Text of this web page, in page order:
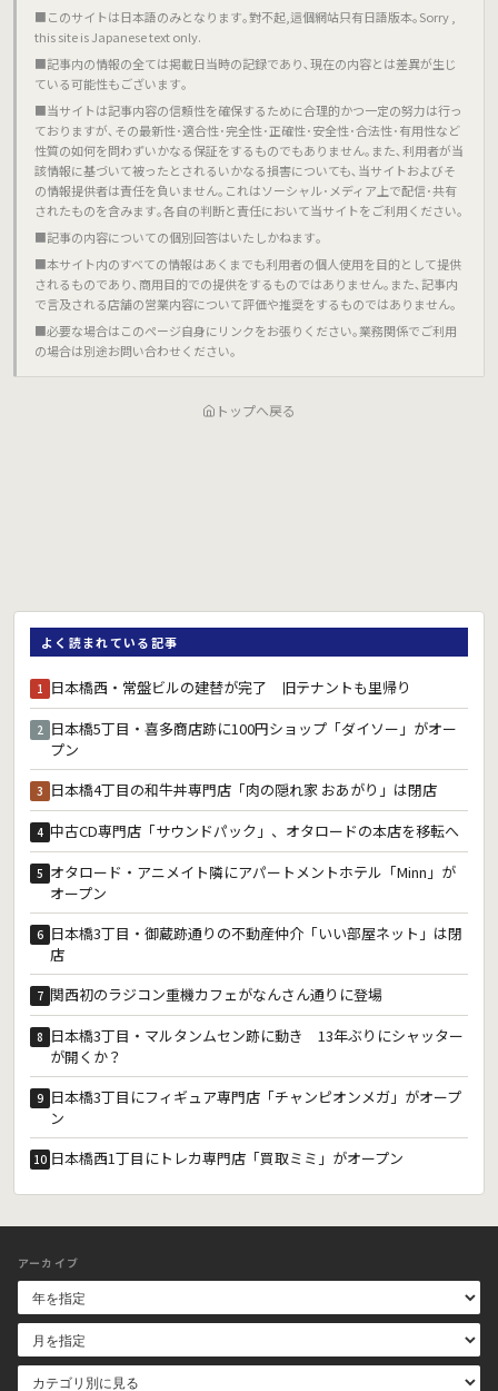
■このサイトは日本語のみとなります｡對不起,這個網站只有日語版本｡Sorry ,
this site is Japanese text only.
■記事内の情報の全ては掲載日当時の記録であり､現在の内容とは差異が生じ
ている可能性もございます｡
■当サイトは記事内容の信頼性を確保するために合理的かつ一定の努力は行っ
ておりますが､その最新性･適合性･完全性･正確性･安全性･合法性･有用性など
性質の如何を問わずいかなる保証をするものでもありません｡また､利用者が当
該情報に基づいて被ったとされるいかなる損害についても､当サイトおよびそ
の情報提供者は責任を負いません｡これはソーシャル･メディア上で配信･共有
されたものを含みます｡各自の判断と責任において当サイトをご利用ください｡
■記事の内容についての個別回答はいたしかねます｡
■本サイト内のすべての情報はあくまでも利用者の個人使用を目的として提供
されるものであり､商用目的での提供をするものではありません｡また､記事内
で言及される店舗の営業内容について評価や推奨をするものではありません｡
■必要な場合はこのページ自身にリンクをお張りください｡業務関係でご利用
の場合は別途お問い合わせください｡
トップへ戻る
よく読まれている記事
1 日本橋西・常盤ビルの建替が完了 旧テナントも里帰り
2 日本橋5丁目・喜多商店跡に100円ショップ「ダイソー」がオー
プン
3 日本橋4丁目の和牛丼専門店「肉の隠れ家 おあがり」は閉店
4 中古CD専門店「サウンドパック」、オタロードの本店を移転へ
5 オタロード・アニメイト隣にアパートメントホテル「Minn」が
オープン
6 日本橋3丁目・御蔵跡通りの不動産仲介「いい部屋ネット」は閉
店
7 関西初のラジコン重機カフェがなんさん通りに登場
8 日本橋3丁目・マルタンムセン跡に動き 13年ぶりにシャッター
が開くか？
9 日本橋3丁目にフィギュア専門店「チャンピオンメガ」がオープ
ン
10 日本橋西1丁目にトレカ専門店「買取ミミ」がオープン
アーカイブ